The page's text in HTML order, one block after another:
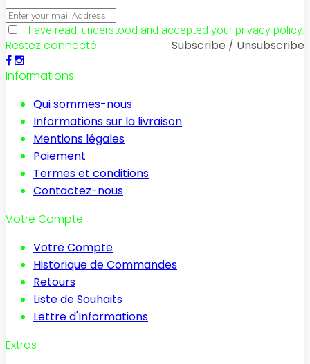
I have read, understood and accepted your privacy policy.
Subscribe / Unsubscribe
Restez connecté
Informations
Qui sommes-nous
Informations sur la livraison
Mentions légales
Paiement
Termes et conditions
Contactez-nous
Votre Compte
Votre Compte
Historique de Commandes
Retours
Liste de Souhaits
Lettre d'Informations
Extras